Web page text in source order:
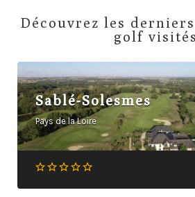
Découvrez les
golf visités
Sablé-Solesmes
Pays de la Loire